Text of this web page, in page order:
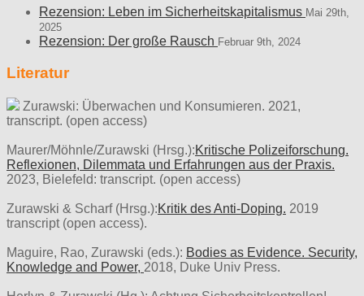
Rezension: Leben im Sicherheitskapitalismus Mai 29th,
2025
Rezension: Der große Rausch Februar 9th, 2024
Literatur
Zurawski: Überwachen und Konsumieren. 2021,
transcript. (open access)
Maurer/Möhnle/Zurawski (Hrsg.):Kritische Polizeiforschung.
Reflexionen, Dilemmata und Erfahrungen aus der Praxis.
2023, Bielefeld: transcript. (open access)
Zurawski & Scharf (Hrsg.):Kritik des Anti-Doping. 2019
transcript (open access).
Maguire, Rao, Zurawski (eds.): Bodies as Evidence. Security,
Knowledge and Power, 2018, Duke Univ Press.